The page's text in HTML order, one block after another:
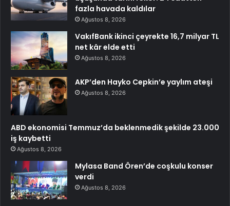
fazla havada kaldılar
Ağustos 8, 2026
VakıfBank ikinci çeyrekte 16,7 milyar TL
net kâr elde etti
Ağustos 8, 2026
AKP’den Hayko Cepkin’e yaylım ateşi
Ağustos 8, 2026
ABD ekonomisi Temmuz’da beklenmedik şekilde 23.000
iş kaybetti
Ağustos 8, 2026
Mylasa Band Ören’de coşkulu konser
verdi
Ağustos 8, 2026